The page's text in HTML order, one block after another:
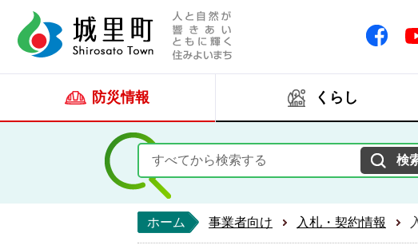
人と自然が響きあいともに輝く
防災情報 くらし
ホーム 事業者向け 入札・契約情報